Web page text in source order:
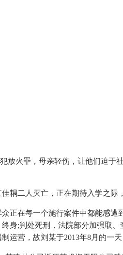
火罪，母亲轻伤，让他们迫于
二人灭亡，正在期待入学之际
在每一个施行案件中都能感遭
身;判处死刑，法院部分加强取
营，故刘某于2013年8月的一